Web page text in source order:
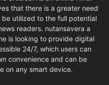
that there is a greater need
utilized to the full potential
readers. nutansavera a
is looking to provide digital
24/7, which users can
convenience and can be
on any smart device.